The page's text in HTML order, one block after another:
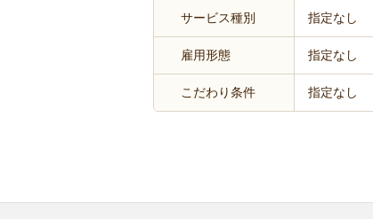
サービス種別 指定なし
雇用形態 指定なし
こだわり条件 指定なし